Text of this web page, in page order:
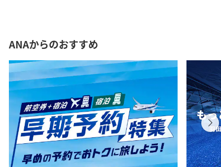
ANAからのおすすめ